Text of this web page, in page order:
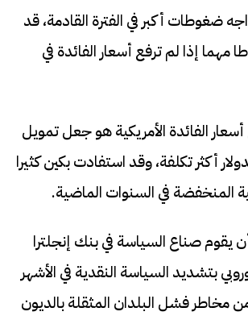
ضغوطات أكبر في الفترة القادمة، قد
إذا لم ترفع أسعار الفائدة في
أسعار الفائدة الأمريكية هو جعل تمويل
أكثر تكلفة، وقد استفادت بكين كثيرا
المنخفضة في السنوات الماضية.
يقوم صناع السياسة في بنك إنجلترا
بتشديد السياسة النقدية في الأشهر
مخاطر فشل البلدان المثقلة بالديون